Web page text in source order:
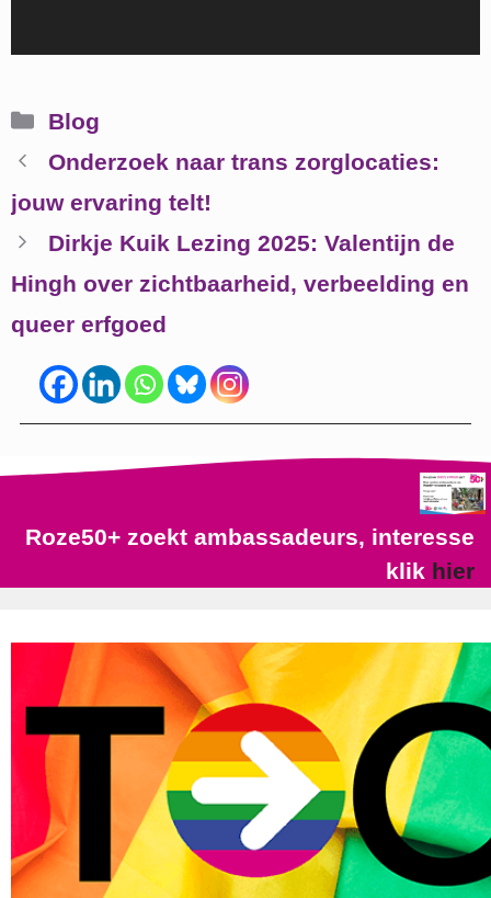
Categorieën
Blog
Onderzoek naar trans zorglocaties:
jouw ervaring telt!
Dirkje Kuik Lezing 2025: Valentijn de
Hingh over zichtbaarheid, verbeelding en
queer erfgoed
Roze50+ zoekt ambassadeurs, interesse
klik hier